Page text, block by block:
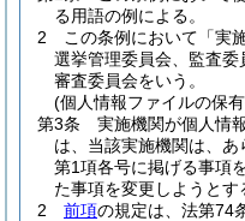
る用語の例による。
2
この条例において「実
選挙管理委員会、監査
審査委員会をいう。
(個人情報ファイルの保
第3条
実施機関が個人情
は、当該実施機関は、
第1項各号に掲げる事項
た事項を変更しようとす
2
前項の規定は、法第74